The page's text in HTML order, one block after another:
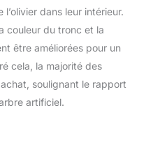
dans leur intérieur.
couleur du tronc et la
être améliorées pour un
cela, la majorité des
soulignant le rapport
artificiel.